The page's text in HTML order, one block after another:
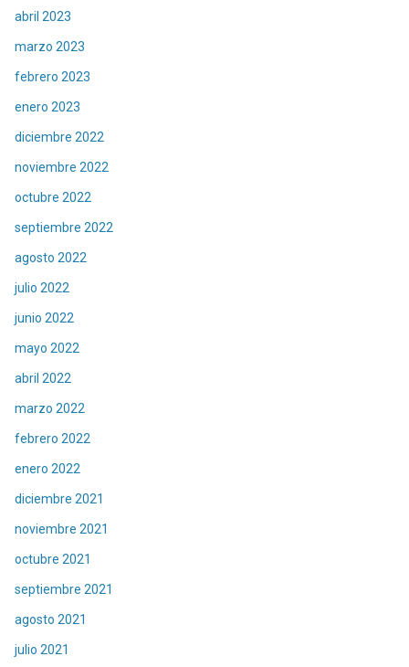
abril 2023
marzo 2023
febrero 2023
enero 2023
diciembre 2022
noviembre 2022
octubre 2022
septiembre 2022
agosto 2022
julio 2022
junio 2022
mayo 2022
abril 2022
marzo 2022
febrero 2022
enero 2022
diciembre 2021
noviembre 2021
octubre 2021
septiembre 2021
agosto 2021
julio 2021